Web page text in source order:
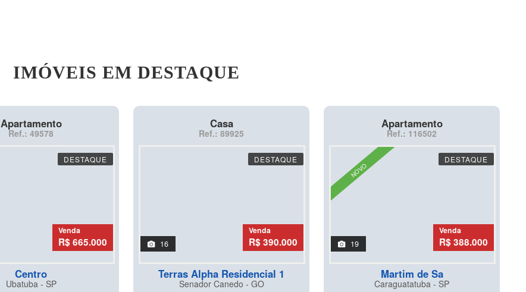
IMÓVEIS EM DESTAQUE
Apartamento
Ref.: 49578
DESTAQUE
Venda
R$ 665.000
Centro
Ubatuba - SP
Casa
Ref.: 89925
DESTAQUE
16
Venda
R$ 390.000
Terras Alpha Residencial 1
Senador Canedo - GO
Apartamento
Ref.: 116502
NOVO
DESTAQUE
19
Venda
R$ 388.000
Martim de Sa
Caraguatatuba - SP